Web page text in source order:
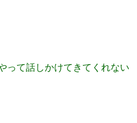
て話しかけてきてくれない